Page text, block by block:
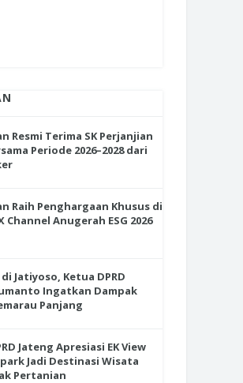
Resmi Terima SK Perjanjian
Periode 2026–2028 dari
Raih Penghargaan Khusus di
Channel Anugerah ESG 2026
Jatiyoso, Ketua DPRD
Ingatkan Dampak
Panjang
Jateng Apresiasi EK View
Jadi Destinasi Wisata
Pertanian